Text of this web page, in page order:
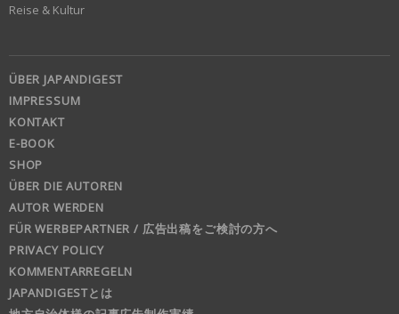
Reise & Kultur
ÜBER JAPANDIGEST
IMPRESSUM
KONTAKT
E-BOOK
SHOP
ÜBER DIE AUTOREN
AUTOR WERDEN
FÜR WERBEPARTNER / 広告出稿をご検討の方へ
PRIVACY POLICY
KOMMENTARREGELN
JAPANDIGESTとは